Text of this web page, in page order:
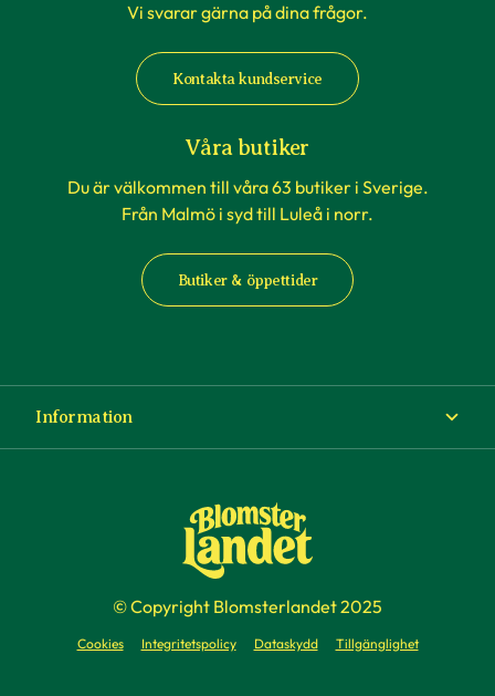
Vi svarar gärna på dina frågor.
Kontakta kundservice
Våra butiker
Du är välkommen till våra 63 butiker i Sverige.
Från Malmö i syd till Luleå i norr.
Butiker & öppettider
Information
Köp- och leveransvillkor
Företag
© Copyright Blomsterlandet 2025
Cookies Integritetspolicy Dataskydd Tillgänglighet